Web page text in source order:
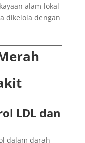
alam lokal
dikelola dengan
LDL dan
dalam darah